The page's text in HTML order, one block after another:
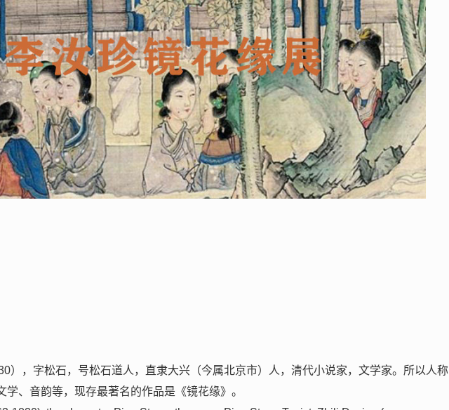
），字松石，号松石道人，直隶大兴（今属北京市）人，清代小说家，文学家。所以人称
、音韵等，现存最著名的作品是《镜花缘》。